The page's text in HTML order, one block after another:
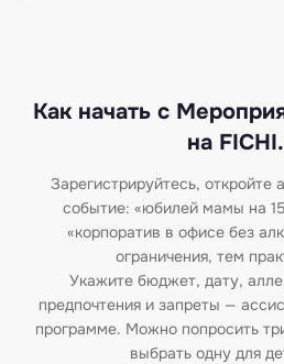
Как начать с
на
Зарегистрируйтесь, откройте
событие: «юбилей мамы на
«корпоратив в офисе без
ограничения, тем
Укажите бюджет, дату,
предпочтения и запреты —
программе. Можно попросить
выбрать одну для